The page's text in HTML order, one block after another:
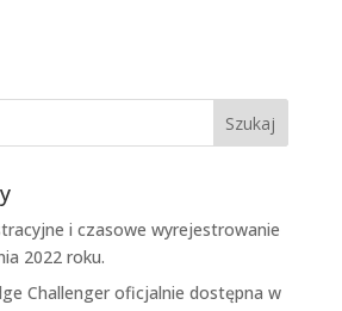
i czasowe wyrejestrowanie
2022 roku.
Challenger oficjalnie dostępna w